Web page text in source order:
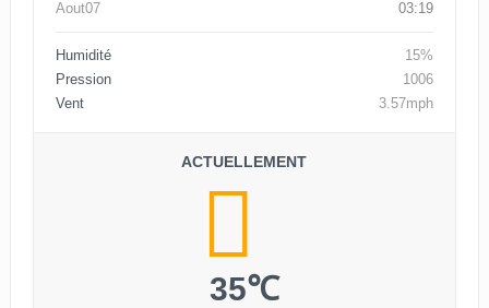
Aout07 03:19
Humidité
15%
Pression
1006
Vent
3.57mph
ACTUELLEMENT
35℃